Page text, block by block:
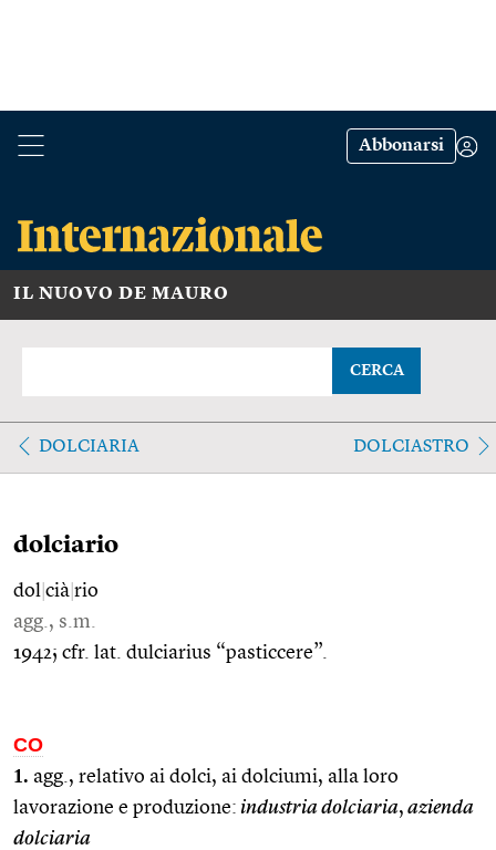
Abbonarsi
IL NUOVO DE MAURO
CERCA
DOLCIARIA DOLCIASTRO
dolciario
dol cià rio
agg., s.m.
1942; cfr. lat. dulciarius “pasticcere”.
CO
1. agg., relativo ai dolci, ai dolciumi, alla loro
lavorazione e produzione: industria dolciaria, azienda
dolciaria